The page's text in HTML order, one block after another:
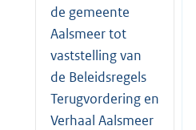
de gemeente
Aalsmeer tot
vaststelling van
de Beleidsregels
Terugvordering en
Verhaal Aalsmeer